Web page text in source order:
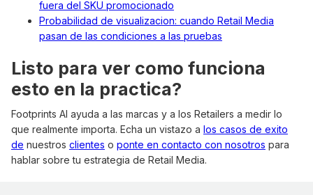
fuera del SKU promocionado
Probabilidad de visualizacion: cuando Retail Media
pasan de las condiciones a las pruebas
Listo para ver como funciona
esto en la practica?
Footprints AI ayuda a las marcas y a los Retailers a medir lo
que realmente importa. Echa un vistazo a los casos de exito
de nuestros clientes o ponte en contacto con nosotros para
hablar sobre tu estrategia de Retail Media.